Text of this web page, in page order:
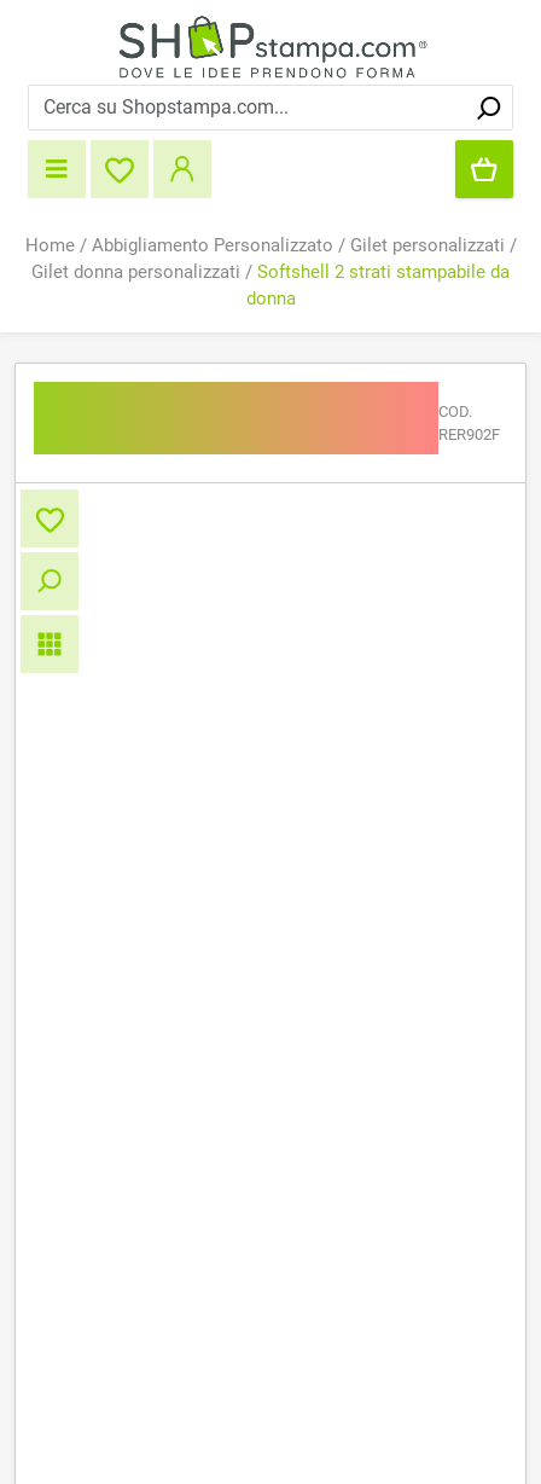
Home/ Abbigliamento Personalizzato / Gilet personalizzati /
Gilet donna personalizzati / Softshell 2 strati stampabile da
donna
COD.
RER902F